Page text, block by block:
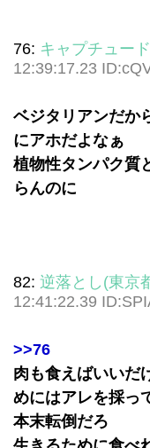
76: キャプチュー
12:39:17.23
ベジタリアンだか
にアホだよなぁ
植物性タンパク質
らんのに
82: 逆落とし(東京
12:41:22.39
>>76
肉も食えばいいだ
めにはアレを採っ
本末転倒だろ